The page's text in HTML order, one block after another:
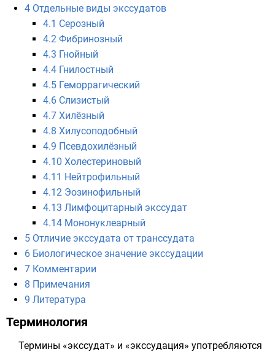
4 Отдельные виды экссудатов
4.1 Серозный
4.2 Фибринозный
4.3 Гнойный
4.4 Гнилостный
4.5 Геморрагический
4.6 Слизистый
4.7 Хилёзный
4.8 Хилусоподобный
4.9 Псевдохилёзный
4.10 Холестериновый
4.11 Нейтрофильный
4.12 Эозинофильный
4.13 Лимфоцитарный экссудат
4.14 Мононуклеарный
5 Отличие экссудата от транссудата
6 Биологическое значение экссудации
7 Комментарии
8 Примечания
9 Литература
Терминология
Термины «экссудат» и «экссудация» употребляются